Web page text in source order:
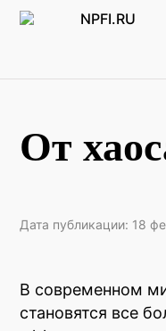
От
Дата публикации: 18
В современном
становятся все